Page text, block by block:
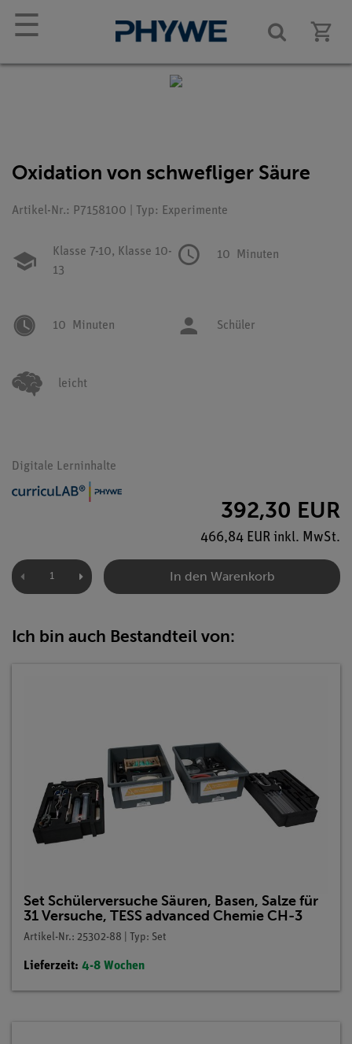
☰
Oxidation von schwefliger Säure
Artikel-Nr.: P7158100 | Typ: Experimente
Klasse 7-10, Klasse 10-
13
10 Minuten
10 Minuten Schüler
leicht
Digitale Lerninhalte
392,30 EUR
466,84 EUR inkl. MwSt.
In den Warenkorb
Ich bin auch Bestandteil von:
Set Schülerversuche Säuren, Basen, Salze für
31 Versuche, TESS advanced Chemie CH-3
Artikel-Nr.: 25302-88 | Typ: Set
Lieferzeit: 4-8 Wochen